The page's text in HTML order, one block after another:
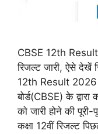
CBSE 12th
रिजल्ट जारी, ऐसे
12th Result 2026
बोर्ड(CBSE) के
को जारी होने की पूरी-
कक्षा 12वीं रिजल्ट